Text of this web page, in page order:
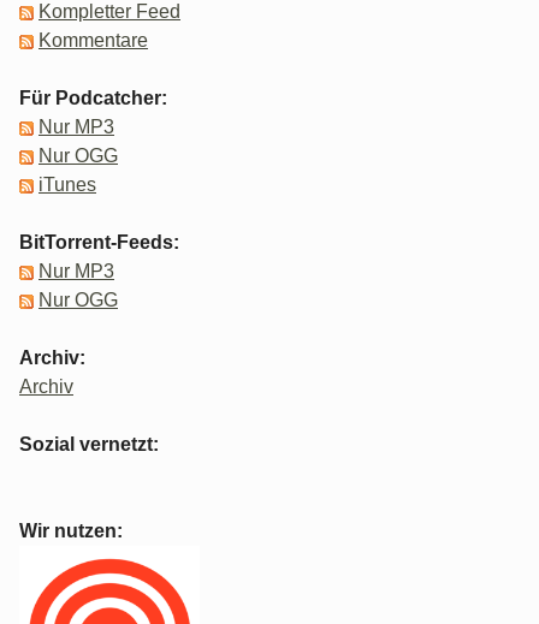
Kompletter Feed
Kommentare
Für Podcatcher:
Nur MP3
Nur OGG
iTunes
BitTorrent-Feeds:
Nur MP3
Nur OGG
Archiv:
Archiv
Sozial vernetzt:
Wir nutzen: